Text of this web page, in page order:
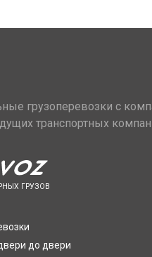
грузоперевозки с
транспортных
ГРУЗОВ
до двери